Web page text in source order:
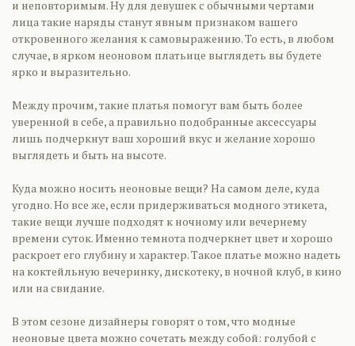
и неповторимым. Ну для девушек с обычными чертами
лица такие наряды станут явным признаком вашего
откровенного желания к самовыражению. То есть, в любом
случае, в ярком неоновом платьице выглядеть вы будете
ярко и выразительно.
Между прочим, такие платья помогут вам быть более
уверенной в себе, а правильно подобранные аксессуары
лишь подчеркнут ваш хороший вкус и желание хорошо
выглядеть и быть на высоте.
Куда можно носить неоновые вещи? На самом деле, куда
угодно. Но все же, если придерживаться модного этикета,
такие вещи лучше подходят к ночному или вечернему
времени суток. Именно темнота подчеркнет цвет и хорошо
раскроет его глубину и характер. Такое платье можно надеть
на коктейльную вечеринку, дискотеку, в ночной клуб, в кино
или на свидание.
В этом сезоне дизайнеры говорят о том, что модные
неоновые цвета можно сочетать между собой: голубой с